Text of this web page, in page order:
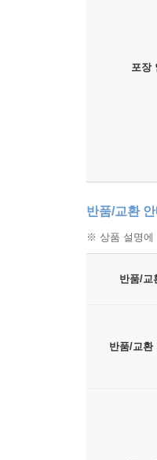
않습니다.
불리는 것,
행간 사이
불기 2554
땅에 오신 의
포장
반품/교환 안
※ 상품 설명에
반품/교
반품/교환